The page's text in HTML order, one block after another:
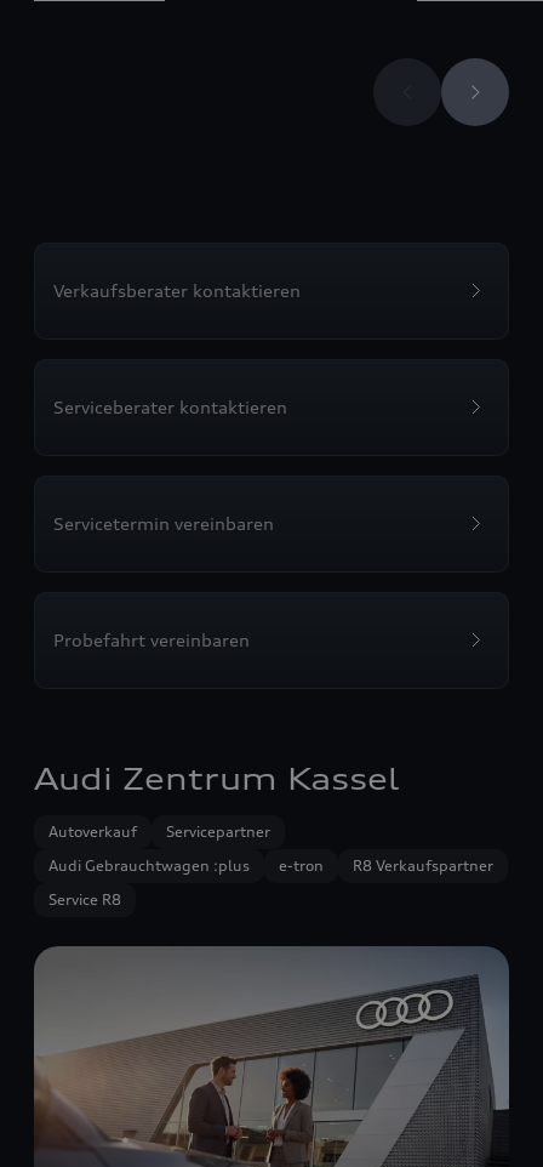
Verkaufsberater kontaktieren
Serviceberater kontaktieren
Servicetermin vereinbaren
Probefahrt vereinbaren
Audi Zentrum Kassel
Autoverkauf
Servicepartner
Audi Gebrauchtwagen :plus
e-tron
R8 Verkaufspartner
Service R8